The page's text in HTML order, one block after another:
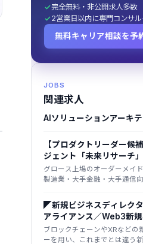
完全無料・非公開求人多数
2営業日以内に専門コンサ
無料キャリア相談を予
JOBS
関連求人
AIソリューションアーキ
【プロダクトリーダー候
ジェント「未来リサーチ
ち上げ（0→1）｜リモー
レックス
グロース上場のオーダーメイ
製造業・大手金融・大手通信
◤新規ビジネスディレク
アライアンス／Web3新規
ブロックチェーンやXRなどの
ーを用い、これまでとは違う